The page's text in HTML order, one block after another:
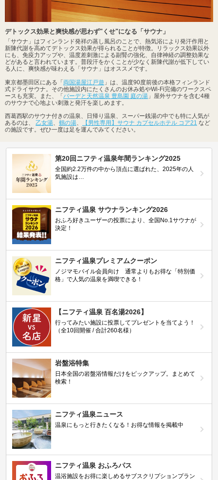
デトックス効果と爽快感が思わず"くせ"になる「サウナ」
「サウナ」はフィンランド発祥の蒸し風呂のことで、熱気浴により発汗作用と
新陳代謝を高めてデトックス効果が得られることが特徴。リラックス効果以外
にも、免疫力アップや、温度差刺激による副腎の強化、自律神経の調整効果な
どがあると言われています。普段汗をかくことが少なく新陳代謝が低下してい
る人に、爽快感が味わえる「サウナ」はオススメです。
東京都墨田区にある「 両国湯屋江戸遊 」は、温度90度前後の本格フィンランド
式ドライサウナ。その他施設内にたくさんのお休み処やWi-Fi完備のワークスペ
ースも充実。また、「 バーデと天然温泉 豊島園 庭の湯 」屋外サウナを含む4種
のサウナで心地よい刺激と発汗を楽しめます。
西葛西駅のサウナ付きの温泉、日帰り温泉、スーパー銭湯の中でも特に人気が
あるのは、 乙女湯、 鶴の湯、 【男性専用】サウナ カプセルホテル コア21 など
の施設です。ぜひ一度は足を運んでみてください。
第20回ニフティ温泉年間ランキング2025
全国約2.2万件の中から頂点に選ばれた、2025年の人
気施設は…
ニフティ温泉 サウナランキング2026
おふろ好きユーザーの投票により、全国No.1サウナが
決定！
ニフティ温泉プレミアムクーポン
ノジマモバイル会員向け 通常よりもお得な「特別価
格」で人気の温泉を満喫できる！
【ニフティ温泉 百名湯2026】
行ってみたい施設に投票してプレゼントを当てよう！
（全10回開催 / 合計260名様）
岩盤浴特集
日本全国の岩盤浴情報だけをピックアップ。まとめて
検索！
ニフティ温泉ニュース
温泉にもっと行きたくなる！お得な情報を掲載中
ニフティ温泉 おふろパス
温浴施設をお得に楽しめるサブスクリプションプラン